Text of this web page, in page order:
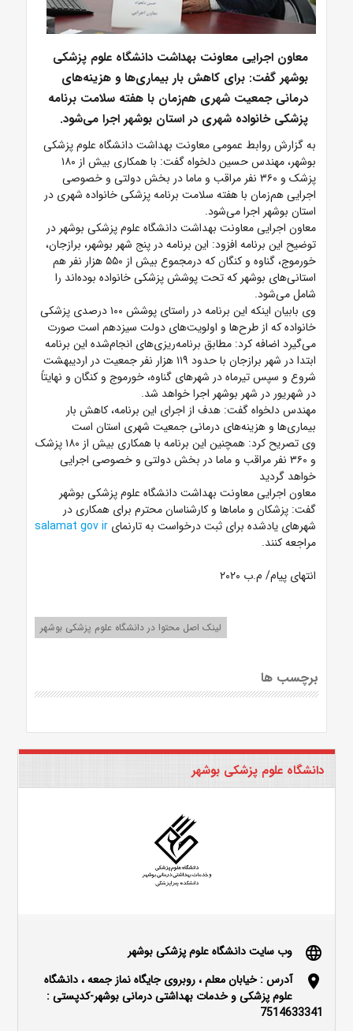
معاون اجرایی معاونت بهداشت دانشگاه علوم پزشکی
بوشهر گفت: برای کاهش بار بیماری‌ها و هزینه‌های
درمانی جمعیت شهری هم‌زمان با هفته سلامت برنامه
پزشکی خانواده شهری در استان بوشهر اجرا می‌شود.
به گزارش روابط عمومی معاونت بهداشت دانشگاه علوم پزشکی
بوشهر، مهندس حسین دلخواه گفت: با همکاری بیش از ۱۸۰
پزشک و ۳۶۰ نفر مراقب و ماما در بخش دولتی و خصوصی
اجرایی هم‌زمان با هفته سلامت برنامه پزشکی خانواده شهری در
استان بوشهر اجرا می‌شود.
معاون اجرایی معاونت بهداشت دانشگاه علوم پزشکی بوشهر در
توضیح این برنامه افزود: این برنامه در پنج شهر بوشهر، برازجان،
خورموج، گناوه و کنگان که درمجموع بیش از ۵۵۰ هزار نفر هم
استانی‌های بوشهر که تحت پوشش پزشکی خانواده بوده‌اند را
شامل می‌شود.
وی بابیان اینکه این برنامه در راستای پوشش ۱۰۰ درصدی پزشکی
خانواده که از طرح‌ها و اولویت‌های دولت سیزدهم است صورت
می‌گیرد اضافه کرد: مطابق برنامه‌ریزی‌های انجام‌شده این برنامه
ابتدا در شهر برازجان با حدود ۱۱۹ هزار نفر جمعیت در اردیبهشت
شروع و سپس تیرماه در شهرهای گناوه، خورموج و کنگان و نهایتاً
در شهریور در شهر بوشهر اجرا خواهد شد.
مهندس دلخواه گفت: هدف از اجرای این برنامه، کاهش بار
بیماری‌ها و هزینه‌های درمانی جمعیت شهری استان است
وی تصریح کرد: همچنین این برنامه با همکاری بیش از ۱۸۰ پزشک
و ۳۶۰ نفر مراقب و ماما در بخش دولتی و خصوصی اجرایی
خواهد گردید
معاون اجرایی معاونت بهداشت دانشگاه علوم پزشکی بوشهر
گفت: پزشکان و ماماها و کارشناسان محترم برای همکاری در
شهرهای یادشده برای ثبت درخواست به تارنمای salamat gov ir
مراجعه کنند.
انتهای پیام/ م.ب ۲۰۲۰
لینک اصل محتوا در دانشگاه علوم پزشکی بوشهر
برچسب ها
دانشگاه علوم پزشکی بوشهر
language وب سایت دانشگاه علوم پزشکی بوشهر
location_on
آدرس : خیابان معلم ، روبروی جایگاه نماز جمعه ، دانشگاه
علوم پزشکی و خدمات بهداشتی درمانی بوشهر-کدپستی :
7514633341